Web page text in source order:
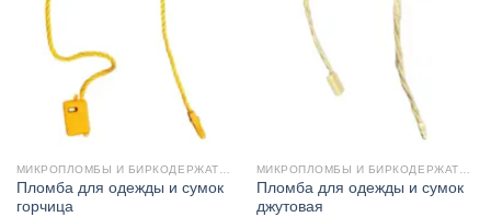
Пломба для одежды и сумок
горчица
Пломба для одежды и сумок
джутовая